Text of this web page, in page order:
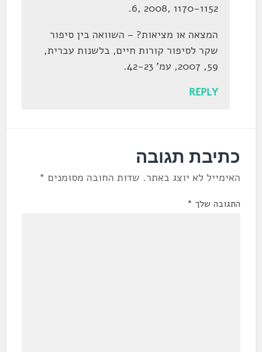
6, 2008, 1170-1152.
המצאה או מציאות? – השוואה בין סיפור
שקר לסיפור קורות חיים, בלשנות עברית,
59, 2007, עמ' 42-23.
REPLY
כתיבת תגובה
האימייל לא יוצג באתר. שדות החובה מסומנים *
התגובה שלך *